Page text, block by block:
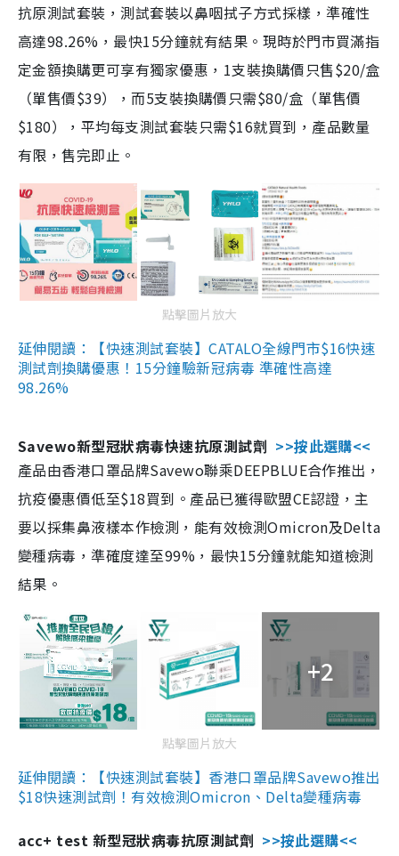
抗原測試套裝，測試套裝以鼻咽拭子方式採樣，準確性
高達98.26%，最快15分鐘就有結果。現時於門市買滿指
定金額換購更可享有獨家優惠，1支裝換購價只售$20/盒
（單售價$39），而5支裝換購價只需$80/盒（單售價
$180），平均每支測試套裝只需$16就買到，產品數量
有限，售完即止。
點擊圖片放大
延伸閱讀：【快速測試套裝】CATALO全線門市$16快速
測試劑換購優惠！15分鐘驗新冠病毒 準確性高達
98.26%
Savewo新型冠狀病毒快速抗原測試劑 >>按此選購<<
產品由香港口罩品牌Savewo聯乘DEEPBLUE合作推出，
抗疫優惠價低至$18買到。產品已獲得歐盟CE認證，主
要以採集鼻液樣本作檢測，能有效檢測Omicron及Delta
變種病毒，準確度達至99%，最快15分鐘就能知道檢測
結果。
+2
點擊圖片放大
延伸閱讀：【快速測試套裝】香港口罩品牌Savewo推出
$18快速測試劑！有效檢測Omicron、Delta變種病毒
acc+ test 新型冠狀病毒抗原測試劑 >>按此選購<<